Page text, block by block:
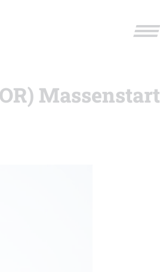
Massenstart